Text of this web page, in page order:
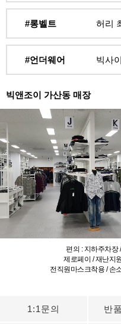
#롱벨트 허리
#언더웨어 빅사
빅앤조이 가산동 매장
편의 : 지하주차장
제로페이 / 재난지
전직원마스크착용 / 손
1:1문의 반